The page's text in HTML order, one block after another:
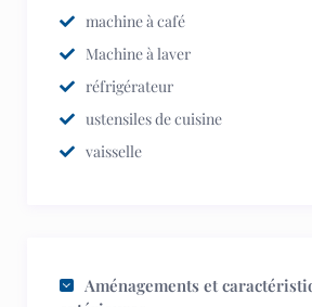
machine à café
Machine à laver
réfrigérateur
ustensiles de cuisine
vaisselle
Aménagements et